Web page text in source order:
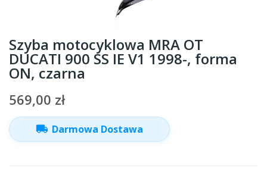
Szyba motocyklowa MRA OT
DUCATI 900 SS IE V1 1998-, forma
ON, czarna
569,00 zł
local_shipping Darmowa Dostawa